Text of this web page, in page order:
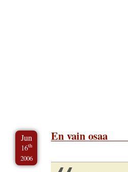
Jun
16th
2006
En vain osaa